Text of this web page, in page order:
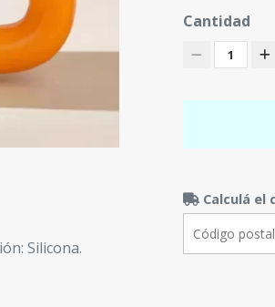
Silicona.
Cantidad
1
Calculá el